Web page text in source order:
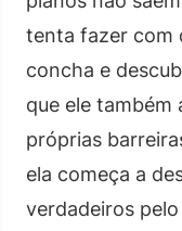
tenta fazer com
concha e
que ele também
próprias
ela começa a
verdadeiros